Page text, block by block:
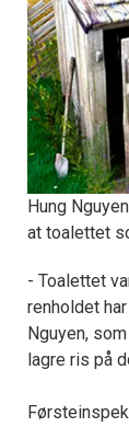
Hung
at toalettet
- Toalettet
renholdet
Nguyen,
lagre ris på